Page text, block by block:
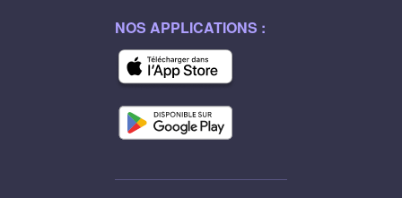
NOS APPLICATIONS :